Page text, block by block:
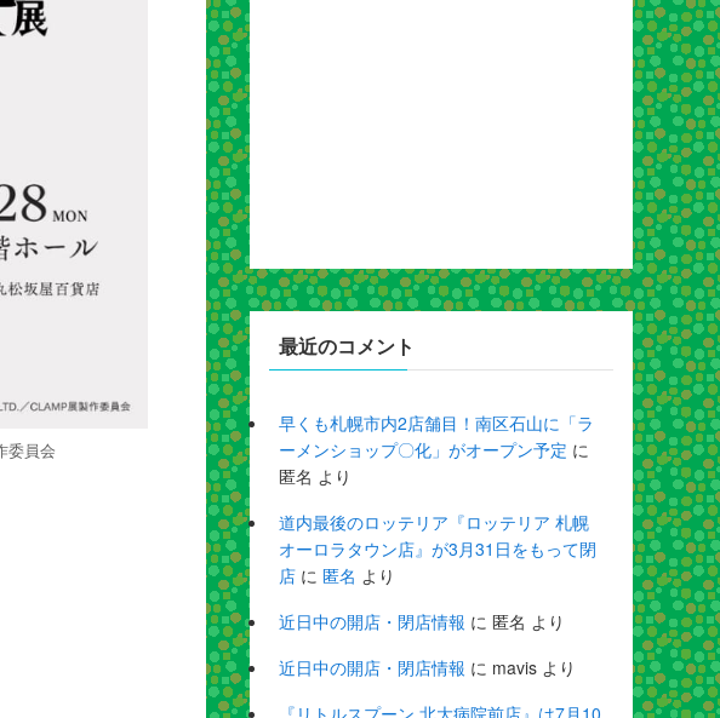
委員会
最近のコメント
早くも札幌市内2店舗目！南区石山に「ラ
ーメンショップ〇化」がオープン予定 に
匿名 より
道内最後のロッテリア『ロッテリア 札幌
オーロラタウン店』が3月31日をもって閉
店 に 匿名 より
近日中の開店・閉店情報 に 匿名 より
近日中の開店・閉店情報 に mavis より
『リトルスプーン 北大病院前店』は7月10